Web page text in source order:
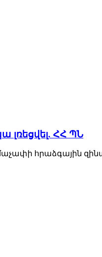
լռեցվել. ՀՀ ՊՆ
հրաձգային